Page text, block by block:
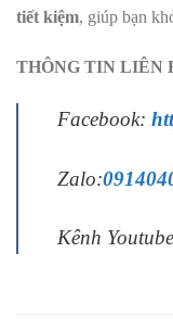
tiết kiệm, giúp bạn
THÔNG TIN LIÊN
Facebook:
Zalo:
Kênh Youtube